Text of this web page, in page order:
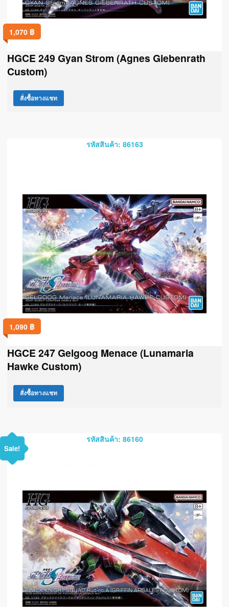
1,070 ฿
HGCE 249 Gyan Strom (Agnes Giebenrath
Custom)
สั่งซื้อทางแชท
รหัสสินค้า: 86163
1,090 ฿
HGCE 247 Gelgoog Menace (Lunamaria
Hawke Custom)
สั่งซื้อทางแชท
รหัสสินค้า: 86160
Sale!